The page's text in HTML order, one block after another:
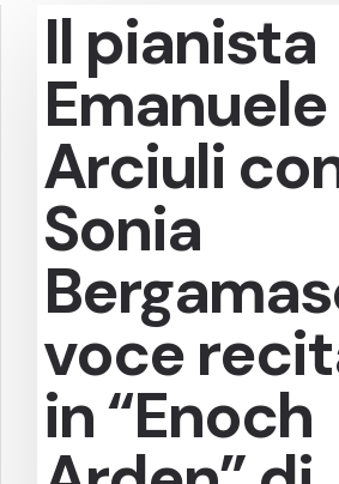
Il pianista
Emanuele
Arciuli
Sonia
voce
in “Enoch